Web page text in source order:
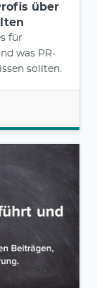
über
für
was PR-
sollten.